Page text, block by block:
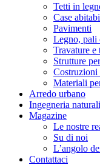
Tetti in
Case
Pavimenti
Legno, pali
Travature e
Strutture
Costruzioni
Materiali
Arredo urbano
Ingegneria
Magazine
Le nostre
Su di noi
L’angolo
Contattaci